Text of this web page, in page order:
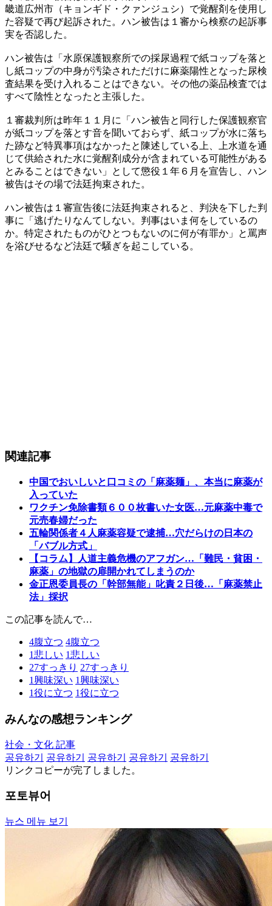
畿道広州市（キョンギド・クァンジュシ）で覚醒剤を使用し
た容疑で再び起訴された。ハン被告は１審から検察の起訴事
実を否認した。
ハン被告は「水原保護観察所での採尿過程で紙コップを落と
し紙コップの中身が汚染されただけに麻薬陽性となった尿検
査結果を受け入れることはできない。その他の薬品検査では
すべて陰性となったと主張した。
１審裁判所は昨年１１月に「ハン被告と同行した保護観察官
が紙コップを落とす音を聞いておらず、紙コップが水に落ち
た跡など特異事項はなかったと陳述している上、上水道を通
じて供給された水に覚醒剤成分が含まれている可能性がある
とみることはできない」として懲役１年６月を宣告し、ハン
被告はその場で法廷拘束された。
ハン被告は１審宣告後に法廷拘束されると、判決を下した判
事に「逃げたりなんてしない。判事はいま何をしているの
か。特定されたものがひとつもないのに何が有罪か」と罵声
を浴びせるなど法廷で騒ぎを起こしている。
関連記事
中国でおいしいと口コミの「麻薬麺」、本当に麻薬が
入っていた
ワクチン免除書類６００枚書いた女医…元麻薬中毒で
元売春婦だった
五輪関係者４人麻薬容疑で逮捕…穴だらけの日本の
「バブル方式」
【コラム】人道主義危機のアフガン…「難民・貧困・
麻薬」の地獄の扉開かれてしまうのか
金正恩委員長の「幹部無能」叱責２日後…「麻薬禁止
法」採択
この記事を読んで…
4腹立つ 4腹立つ
1悲しい 1悲しい
27すっきり 27すっきり
1興味深い 1興味深い
1役に立つ 1役に立つ
みんなの感想ランキング
社会・文化 記事
공유하기
공유하기 공유하기 공유하기
공유하기
リンクコピーが完了しました。
포토뷰어
뉴스 메뉴 보기